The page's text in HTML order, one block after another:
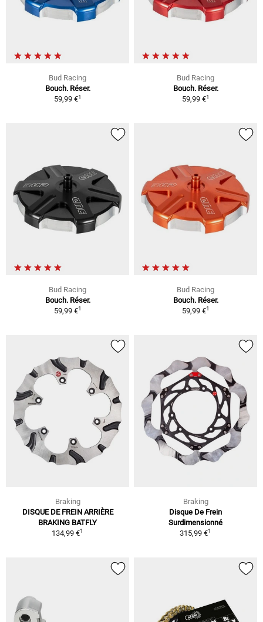
Bud Racing
Bouch. Réser.
59,99 €1
Bud Racing
Bouch. Réser.
59,99 €1
Bud Racing
Bouch. Réser.
59,99 €1
Bud Racing
Bouch. Réser.
59,99 €1
Braking
DISQUE DE FREIN ARRIÈRE
BRAKING BATFLY
134,99 €1
Braking
Disque De Frein
Surdimensionné
315,99 €1